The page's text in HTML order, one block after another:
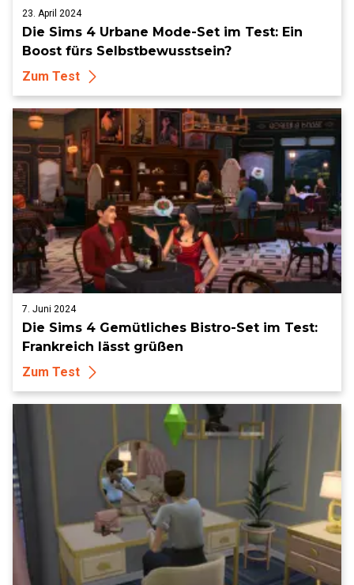
23. April 2024
Die Sims 4 Urbane Mode-Set im Test: Ein
Boost fürs Selbstbewusstsein?
Zum Test
7. Juni 2024
Die Sims 4 Gemütliches Bistro-Set im Test:
Frankreich lässt grüßen
Zum Test